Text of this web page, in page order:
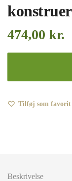
474,00 kr.
Tilføj som favorit
Beskrivelse